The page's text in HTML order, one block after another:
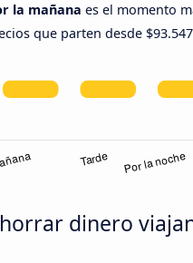
la mañana es el momento
que parten desde
dinero